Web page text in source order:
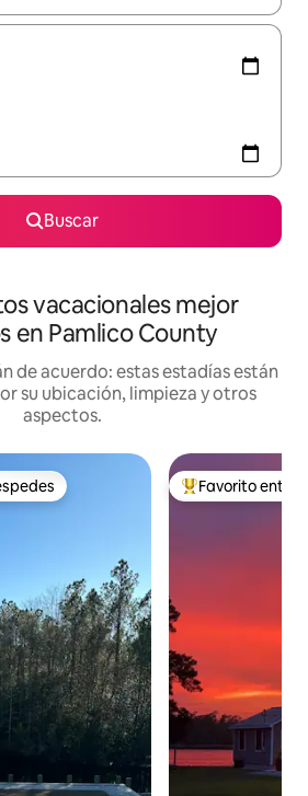
Buscar
vacacionales mejor
en Pamlico County
de acuerdo: estas estadías están
su ubicación, limpieza y otros
aspectos.
preferido Favorito entre
Favorito entre